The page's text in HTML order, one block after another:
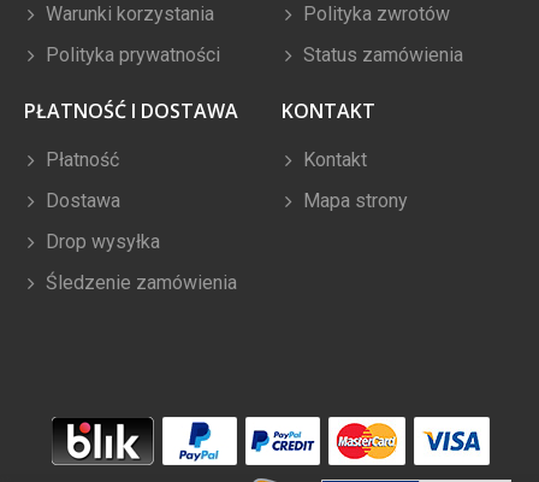
Warunki korzystania
Polityka prywatności
Polityka zwrotów
Status zamówienia
PŁATNOŚĆ I DOSTAWA
Płatność
Dostawa
Drop wysyłka
Śledzenie zamówienia
KONTAKT
Kontakt
Mapa strony